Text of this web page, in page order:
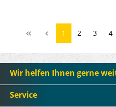
1 2 3 4
Wir helfen Ihnen gerne
Service